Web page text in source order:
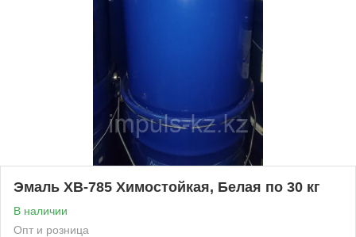
Эмаль ХВ-785 Химостойкая, Белая по 30 кг
В наличии
Опт и розница